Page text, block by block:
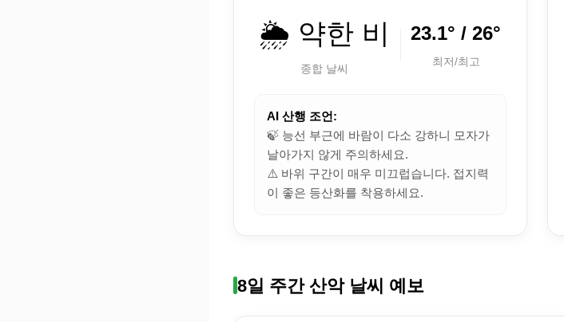
🌦️ 약한 비
종합 날씨
23.1° / 26°
최저/최고
AI 산행 조언:
🍃 능선 부근에 바람이 다소 강하니 모자가
날아가지 않게 주의하세요.
⚠️ 바위 구간이 매우 미끄럽습니다. 접지력
이 좋은 등산화를 착용하세요.
8일 주간 산악 날씨 예보